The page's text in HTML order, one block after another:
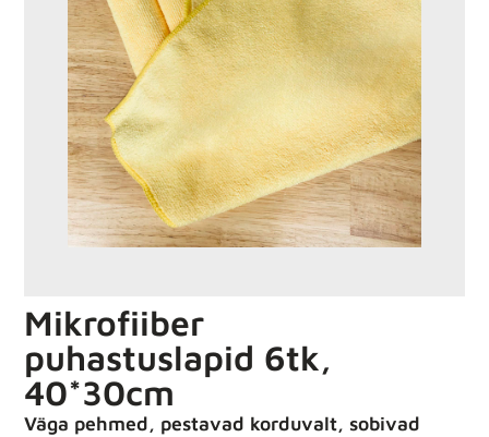
Mikrofiiber
puhastuslapid 6tk,
40*30cm
Väga pehmed, pestavad korduvalt, sobivad